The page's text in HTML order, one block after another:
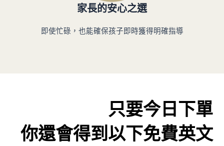
家長的安心之選
即使忙碌，也能確保孩子即時獲得明確指導
只要今日下單
你還會得到以下免費英文